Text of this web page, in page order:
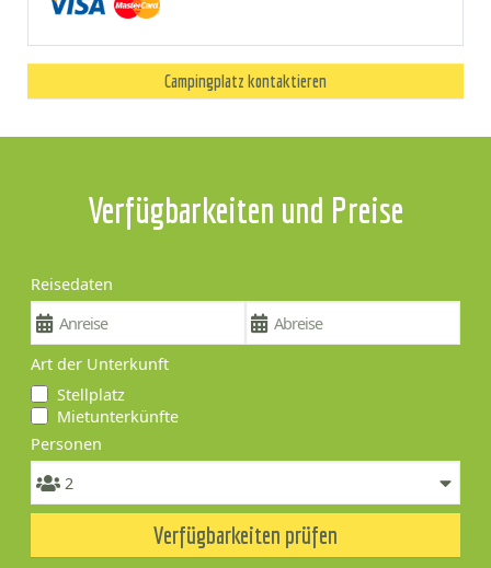
Campingplatz kontaktieren
Verfügbarkeiten und Preise
Reisedaten
Art der Unterkunft
Stellplatz
Mietunterkünfte
Personen
Verfügbarkeiten prüfen